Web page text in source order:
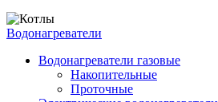
Водонагреватели
Водонагреватели газовые
Накопительные
Проточные